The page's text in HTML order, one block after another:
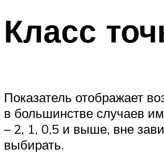
Класс
Показатель отображает
в большинстве случаев
– 2, 1, 0,5 и выше, вне
выбирать.